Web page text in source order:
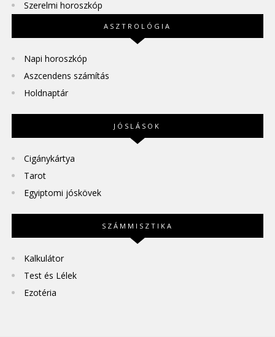
Szerelmi horoszkóp
ASZTROLÓGIA
Napi horoszkóp
Aszcendens számítás
Holdnaptár
JÓSLÁSOK
Cigánykártya
Tarot
Egyiptomi jóskövek
SZÁMMISZTIKA
Kalkulátor
Test és Lélek
Ezotéria